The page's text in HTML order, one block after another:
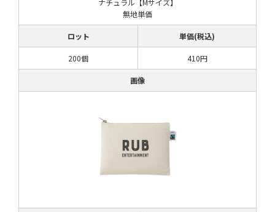
ナチュラル【Mサイズ】
無地単価
ロット 単価(税込)
200個 410円
画像